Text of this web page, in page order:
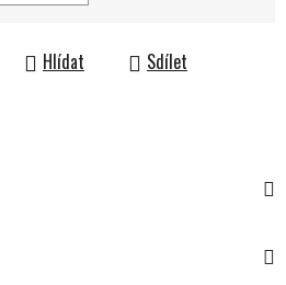
Hlídat Sdílet